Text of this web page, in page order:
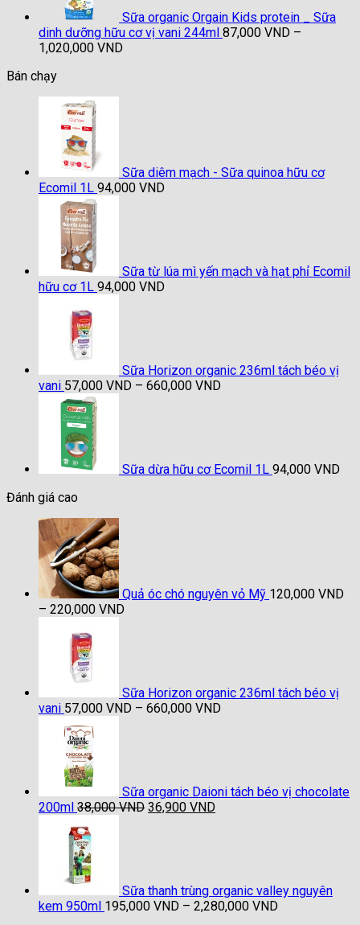
1,020,000 VND
Sữa organic Orgain Kids protein _ Sữa
dinh dưỡng hữu cơ vị vani 244ml 87,000 VND –
1,020,000 VNDKhoảng
Bán chạy
Sữa diêm mạch - Sữa quinoa hữu cơ
Ecomil 1L 94,000 VND
Sữa từ lúa mì yến mạch và hạt phỉ Ecomil
hữu cơ 1L 94,000 VND
Sữa Horizon organic 236ml tách béo vị
vani 57,000 VND – 660,000 VNDKhoảng
660,000 VND
Sữa dừa hữu cơ Ecomil 1L 94,000 VND
Đánh giá cao
Quả óc chó nguyên vỏ Mỹ 120,000 VND
– 220,000 VNDKhoảng
220,000 VND
Sữa Horizon organic 236ml tách béo vị
vani 57,000 VND – 660,000 VNDKhoảng
660,000 VND
Sữa organic Daioni tách béo vị chocolate
200ml 38,000VND Giá
36,900 VNDGiá
Sữa thanh trùng organic valley nguyên
kem 950ml 195,000 VND – 2,280,000 VNDKhoảng